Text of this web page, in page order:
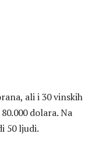
ali i 30 vinskih
dolara. Na
50 ljudi.